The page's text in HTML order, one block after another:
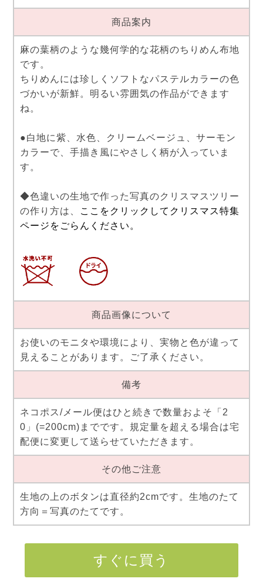
商品案内
麻の葉柄のような幾何学的な花柄のちりめん布地
です。
ちりめんには珍しくソフトなパステルカラーの色
づかいが新鮮。明るい雰囲気の作品ができます
ね。
●白地に紫、水色、クリームベージュ、サーモン
カラーで、手描き風にやさしく柄が入っていま
す。
◆色違いの生地で作った写真のクリスマスツリー
の作り方は、
ここをクリックしてクリスマス特集
ページをごらんください。
商品画像について
お使いのモニタや環境により、実物と色が違って
見えることがあります。ご了承ください。
備考
ネコポス/メール便はひと続きで数量およそ「2
0」(=200cm)までです。規定量を超える場合は宅
配便に変更して送らせていただきます。
その他ご注意
生地の上のボタンは直径約2cmです。生地のたて
方向＝写真のたてです。
すぐに買う